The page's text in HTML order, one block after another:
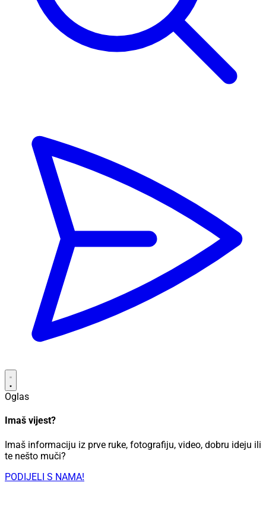
Oglas
Imaš vijest?
Imaš informaciju iz prve ruke, fotografiju, video, dobru ideju ili
te nešto muči?
PODIJELI S NAMA!